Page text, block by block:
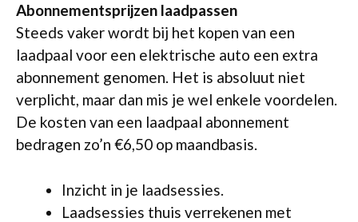
Abonnementsprijzen laadpassen
Steeds vaker wordt bij het kopen van een
laadpaal voor een elektrische auto een extra
abonnement genomen. Het is absoluut niet
verplicht, maar dan mis je wel enkele voordelen.
De kosten van een laadpaal abonnement
bedragen zo’n €6,50 op maandbasis.
Inzicht in je laadsessies.
Laadsessies thuis verrekenen met